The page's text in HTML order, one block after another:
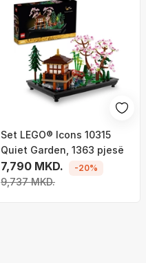
Set LEGO® Icons 10315
Quiet Garden, 1363 pjesë
7,790 MKD.
9,737 MKD.
-20%